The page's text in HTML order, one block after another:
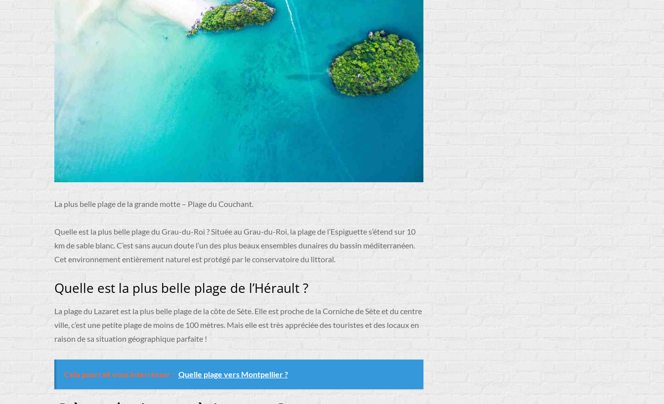
La plus belle plage de la grande motte – Plage du Couchant.
Quelle est la plus belle plage du Grau-du-Roi ? Située au Grau-du-Roi, la plage de l’Espiguette s’étend sur 10
km de sable blanc. C’est sans aucun doute l’un des plus beaux ensembles dunaires du bassin méditerranéen.
Cet environnement entièrement naturel est protégé par le conservatoire du littoral.
Quelle est la plus belle plage de l’Hérault ?
La plage du Lazaret est la plus belle plage de la côte de Sète. Elle est proche de la Corniche de Sète et du centre
ville, c’est une petite plage de moins de 100 mètres. Mais elle est très appréciée des touristes et des locaux en
raison de sa situation géographique parfaite !
Cela pourrait vous interrésser : Quelle plage vers Montpellier ?